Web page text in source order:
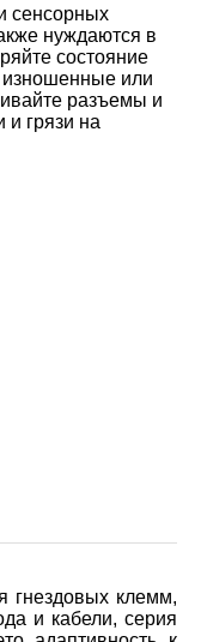
сенсорных
нуждаются в
состояние
изношенные или
разъемы и
и грязи на
гнездовых клемм,
и кабели, серия